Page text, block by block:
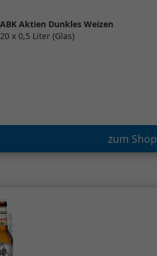
ABK Aktien Dunkles Weizen
20 x 0,5 Liter (Glas)
zum Shop